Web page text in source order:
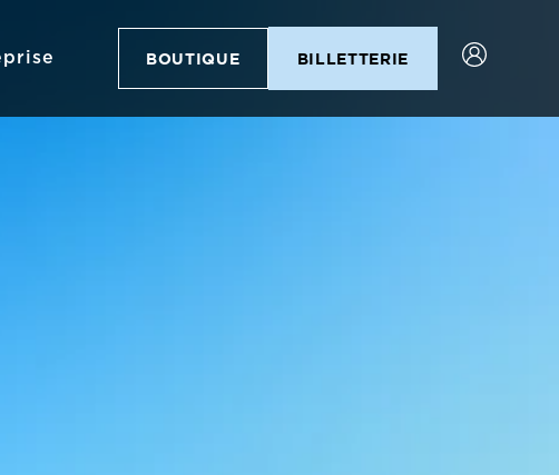
BOUTIQUE BILLETTERIE